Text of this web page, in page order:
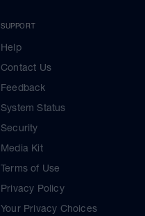
SUPPORT
Help
Contact Us
Feedback
System Status
Security
Media Kit
Terms of Use
Privacy Policy
Your Privacy Choices